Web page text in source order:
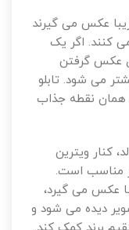
عکس می گیرند
کنند. اگر یک
عکس گرفتن
می شود. تابلو
نقطه جذاب
کنار ویترین
مناسب است.
عکس می گیرد،
دیده می شود و